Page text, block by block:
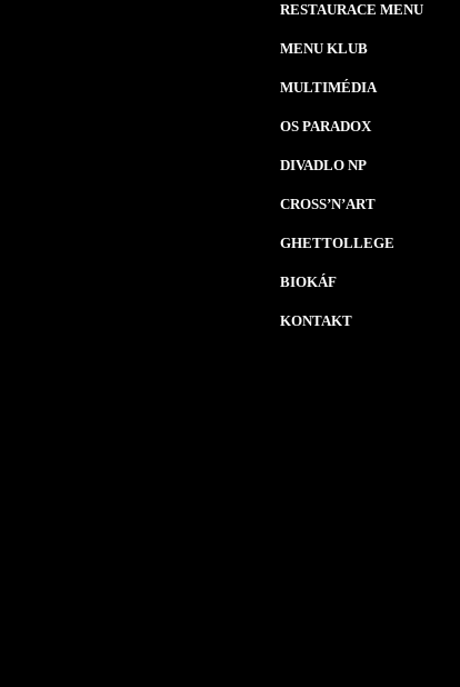
RESTAURACE MENU
MENU KLUB
MULTIMÉDIA
OS PARADOX
DIVADLO NP
CROSS’N’ART
GHETTOLLEGE
BIOKÁF
KONTAKT